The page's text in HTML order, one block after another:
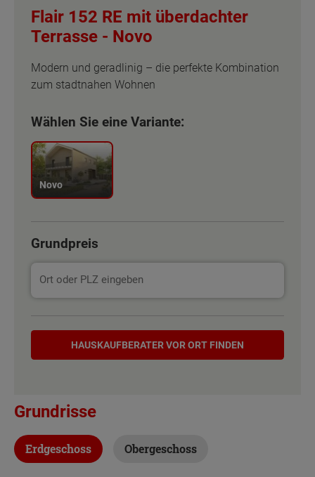
Flair 152 RE mit überdachter
Terrasse - Novo
Modern und geradlinig – die perfekte Kombination
zum stadtnahen Wohnen
Wählen Sie eine Variante:
Novo
Grundpreis
Hauskaufberater
HAUSKAUF­BERATER VOR ORT FINDEN
Grundrisse
Erdgeschoss Obergeschoss